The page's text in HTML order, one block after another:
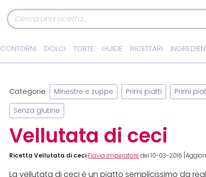
CONTORNI DOLCI TORTE GUIDE RICETTARI
Categorie Minestre e zuppe Primi piatti Primi
Senza glutine
Vellutata di ceci
Ricetta Vellutata di ceci Flavia Imperatore del 10-03-2016
La vellutata di ceci è un piatto semplicissimo da